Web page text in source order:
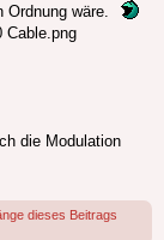
wäre.
Cable.png
die Modulation
dieses Beitrags